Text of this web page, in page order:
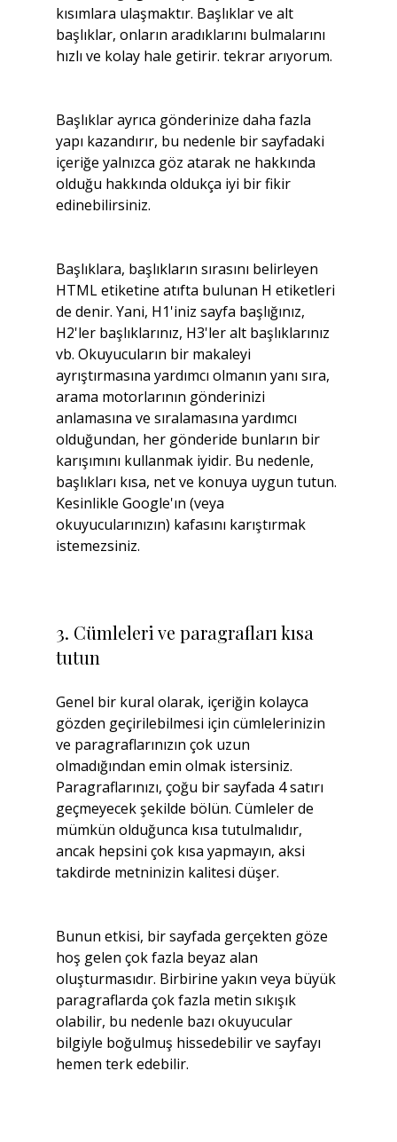
kısımlara ulaşmaktır. Başlıklar ve alt
başlıklar, onların aradıklarını bulmalarını
hızlı ve kolay hale getirir. tekrar arıyorum.
Başlıklar ayrıca gönderinize daha fazla
yapı kazandırır, bu nedenle bir sayfadaki
içeriğe yalnızca göz atarak ne hakkında
olduğu hakkında oldukça iyi bir fikir
edinebilirsiniz.
Başlıklara, başlıkların sırasını belirleyen
HTML etiketine atıfta bulunan H etiketleri
de denir. Yani, H1'iniz sayfa başlığınız,
H2'ler başlıklarınız, H3'ler alt başlıklarınız
vb. Okuyucuların bir makaleyi
ayrıştırmasına yardımcı olmanın yanı sıra,
arama motorlarının gönderinizi
anlamasına ve sıralamasına yardımcı
olduğundan, her gönderide bunların bir
karışımını kullanmak iyidir. Bu nedenle,
başlıkları kısa, net ve konuya uygun tutun.
Kesinlikle Google'ın (veya
okuyucularınızın) kafasını karıştırmak
istemezsiniz.
3. Cümleleri ve paragrafları kısa
tutun
Genel bir kural olarak, içeriğin kolayca
gözden geçirilebilmesi için cümlelerinizin
ve paragraflarınızın çok uzun
olmadığından emin olmak istersiniz.
Paragraflarınızı, çoğu bir sayfada 4 satırı
geçmeyecek şekilde bölün. Cümleler de
mümkün olduğunca kısa tutulmalıdır,
ancak hepsini çok kısa yapmayın, aksi
takdirde metninizin kalitesi düşer.
Bunun etkisi, bir sayfada gerçekten göze
hoş gelen çok fazla beyaz alan
oluşturmasıdır. Birbirine yakın veya büyük
paragraflarda çok fazla metin sıkışık
olabilir, bu nedenle bazı okuyucular
bilgiyle boğulmuş hissedebilir ve sayfayı
hemen terk edebilir.